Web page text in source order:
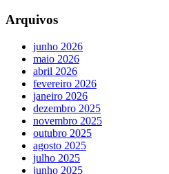
Arquivos
junho 2026
maio 2026
abril 2026
fevereiro 2026
janeiro 2026
dezembro 2025
novembro 2025
outubro 2025
agosto 2025
julho 2025
junho 2025